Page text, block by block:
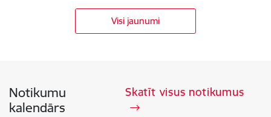
Visi jaunumi
Notikumu
kalendārs
Skatīt visus notikumus